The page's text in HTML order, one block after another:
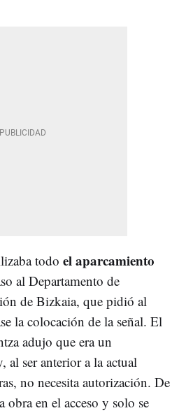
todo el aparcamiento
al Departamento de
de Bizkaia, que pidió al
la colocación de la señal. El
adujo que era un
al ser anterior a la actual
no necesita autorización. De
en el acceso y solo se